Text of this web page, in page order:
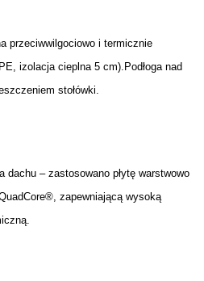
przeciwwilgociowo i termicznie
izolacja cieplna 5 cm).Podłoga nad
stołówki.
dachu – zastosowano płytę warstwowo
zapewniającą wysoką